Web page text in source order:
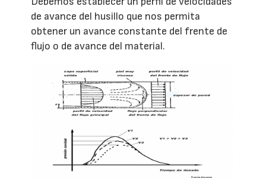
de avance del husillo que nos permita
obtener un avance constante del frente de
flujo o de avance del material.